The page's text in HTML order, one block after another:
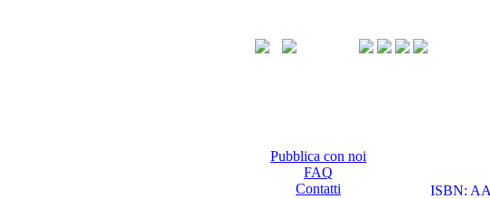
Pubblica con noi
FAQ
Contatti
ISBN: